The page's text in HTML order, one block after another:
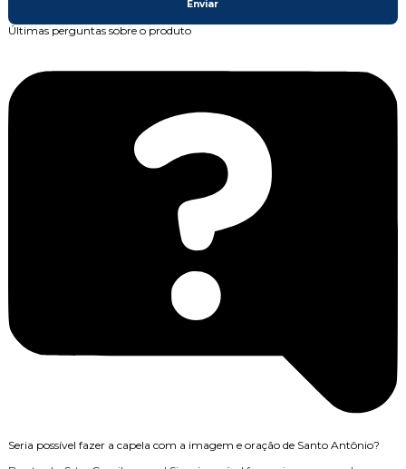
Enviar
Últimas perguntas sobre o produto
Seria possível fazer a capela com a imagem e oração de Santo Antônio?